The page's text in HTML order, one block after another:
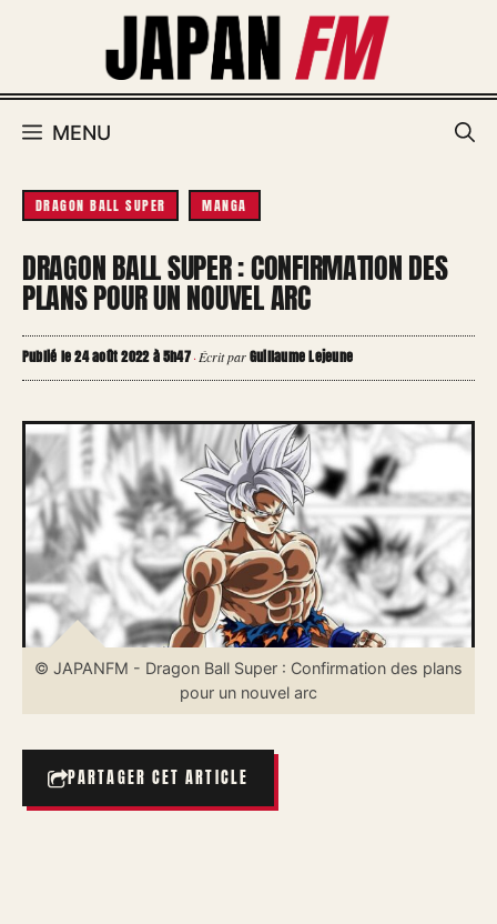
MENU
DRAGON BALL SUPER MANGA
DRAGON BALL SUPER : CONFIRMATION DES
PLANS POUR UN NOUVEL ARC
Publié le 24 août 2022 à 5h47·Écrit parGuillaume Lejeune
© JAPANFM - Dragon Ball Super : Confirmation des plans
pour un nouvel arc
PARTAGER CET ARTICLE